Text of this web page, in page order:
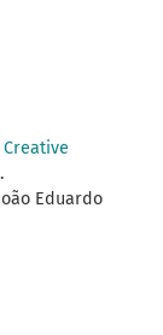
Creative
.
Eduardo